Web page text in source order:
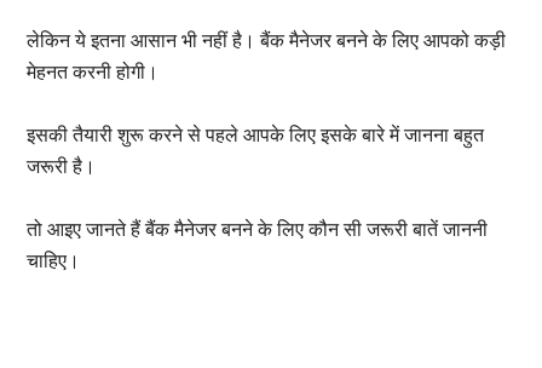
लेकिन ये इतना आसान भी नहीं है। बैंक मैनेजर बनने के लिए आपको कड़ी
मेहनत करनी होगी।
इसकी तैयारी शुरू करने से पहले आपके लिए इसके बारे में जानना बहुत
जरूरी है।
तो आइए जानते हैं बैंक मैनेजर बनने के लिए कौन सी जरूरी बातें जाननी
चाहिए।